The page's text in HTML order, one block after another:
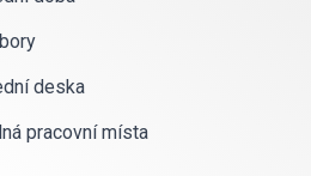
deska
pracovní místa